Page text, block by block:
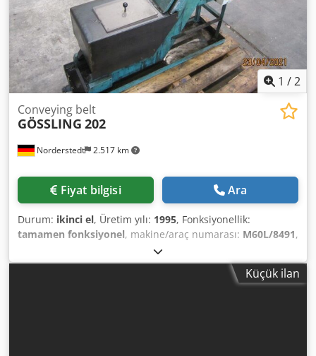
1 /2
Norderstedt 2.517 km
Conveying belt
GÖSSLING 202
Fiyat bilgisi Ara
Durum: ikinci el, Üretim yılı: 1995, Fonksiyonellik:
tamamen fonksiyonel, makine/araç numarası: M60L/8491,
Teklif numarası: M60L/8491 Makine türü: conveying belt
Marka: GÖSSLING Tip: 202 İmalat yılı: 1995 Çalışma alanı:
200 mm Kullanım yüksekliği: 12 cm Yerleşim yüzeyi:Küçük ilan